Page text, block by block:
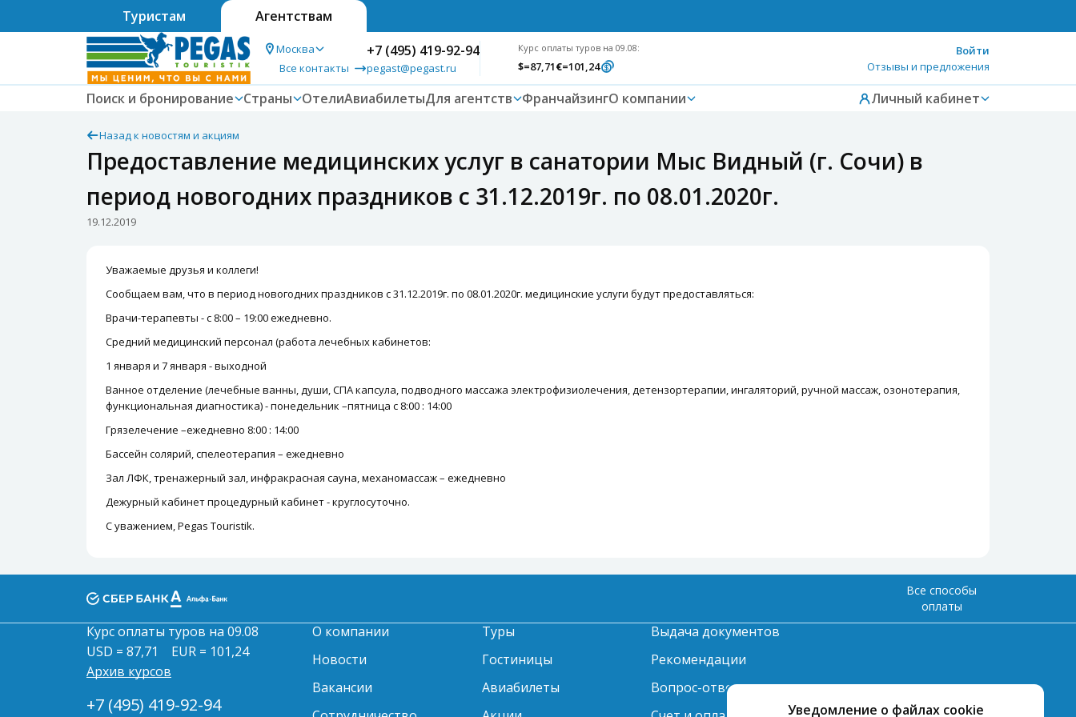
Туристам Агентствам
Москва
Все контакты
+7 (495) 419-92-94
pegast@pegast.ru
Курс оплаты туров на 09.08:
$=87,71€=101,24
Войти
Отзывы и предложения
Поиск и бронирование Страны ОтелиАвиабилетыДля агентств ФранчайзингО компании Личный кабинет
Назад к новостям и акциям
Предоставление медицинских услуг в санатории Мыс Видный (г. Сочи) в
период новогодних праздников с 31.12.2019г. по 08.01.2020г.
19.12.2019
Уважаемые друзья и коллеги!
Сообщаем вам, что в период новогодних праздников с 31.12.2019г. по 08.01.2020г. медицинские услуги будут предоставляться:
Врачи-терапевты - с 8:00 – 19:00 ежедневно.
Средний медицинский персонал (работа лечебных кабинетов:
1 января и 7 января - выходной
Ванное отделение (лечебные ванны, души, СПА капсула, подводного массажа электрофизиолечения, детензортерапии, ингаляторий, ручной массаж, озонотерапия,
функциональная диагностика) - понедельник –пятница с 8:00 : 14:00
Грязелечение –ежедневно 8:00 : 14:00
Бассейн солярий, спелеотерапия – ежедневно
Зал ЛФК, тренажерный зал, инфракрасная сауна, механомассаж – ежедневно
Дежурный кабинет процедурный кабинет - круглосуточно.
С уважением, Pegas Touristik.
Уведомление о файлах cookie
Все способы
оплаты
Курс оплаты туров на 09.08
USD = 87,71
EUR = 101,24
Архив курсов
+7 (495) 419-92-94
О компании
Новости
Вакансии
Туры
Гостиницы
Авиабилеты
Выдача документов
Рекомендации
Вопрос-ответ